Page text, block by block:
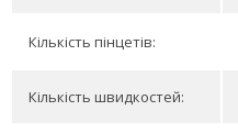
Кількість пінцетів:
Кількість швидкостей: